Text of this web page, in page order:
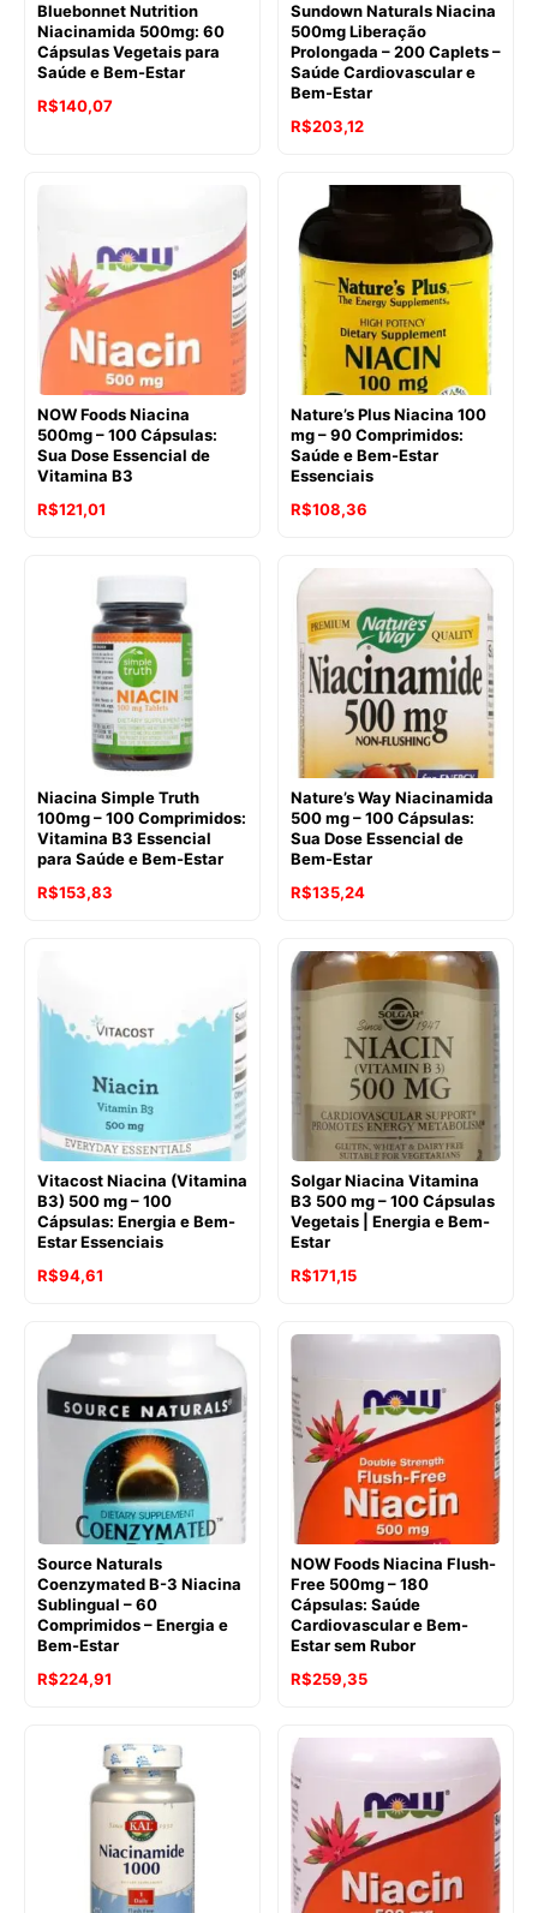
Bluebonnet Nutrition
Niacinamida 500mg: 60
Cápsulas Vegetais para
Saúde e Bem-Estar
O
R$140,07O
Sundown Naturals Niacina
500mg Liberação
Prolongada – 200 Caplets –
Saúde Cardiovascular e
Bem-Estar
O
original
era:
R$259,51.
R$203,12O
atual
é:
NOW Foods Niacina
500mg – 100 Cápsulas:
Sua Dose Essencial de
Vitamina B3
O
R$152,09.
R$121,01
é:
R$121,01.
Nature’s Plus Niacina 100
mg – 90 Comprimidos:
Saúde e Bem-Estar
Essenciais
O
original
R$127,58.
R$108,36
é:
R$108,36.
Niacina Simple Truth
100mg – 100 Comprimidos:
Vitamina B3 Essencial
para Saúde e Bem-Estar
R$153,83
Nature’s Way Niacinamida
500 mg – 100 Cápsulas:
Sua Dose Essencial de
Bem-Estar
O
original
era:
R$146,84.
R$135,24O
atual
é:
R$135,24.
Vitacost Niacina (Vitamina
B3) 500 mg – 100
Cápsulas: Energia e Bem-
Estar Essenciais
R$94,61
Solgar Niacina Vitamina
B3 500 mg – 100 Cápsulas
Vegetais | Energia e Bem-
Estar
O
original
R$188,90.
R$171,15O
atual
R$171,15.
Source Naturals
Coenzymated B-3 Niacina
Sublingual – 60
Comprimidos – Energia e
Bem-Estar
O
R$281,14.
R$224,91
atual
é:
R$224,91.
NOW Foods Niacina Flush-
Free 500mg – 180
Cápsulas: Saúde
Cardiovascular e Bem-
Estar sem Rubor
O
original
era:
R$356,90.
R$259,35O
R$259,35.